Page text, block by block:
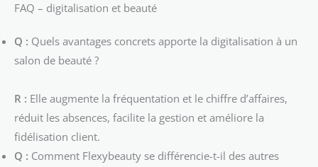
FAQ – digitalisation et beauté
Q : Quels avantages concrets apporte la digitalisation à un
salon de beauté ?
R : Elle augmente la fréquentation et le chiffre d’affaires,
réduit les absences, facilite la gestion et améliore la
fidélisation client.
Q : Comment Flexybeauty se différencie-t-il des autres